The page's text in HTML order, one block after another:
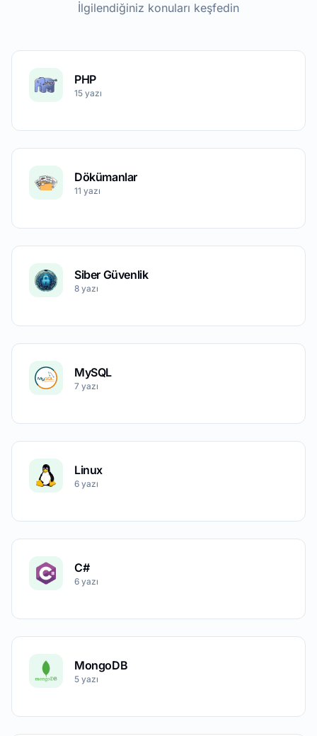
İlgilendiğiniz konuları keşfedin
PHP
15 yazı
Dökümanlar
11 yazı
Siber Güvenlik
8 yazı
MySQL
7 yazı
Linux
6 yazı
C#
6 yazı
MongoDB
5 yazı